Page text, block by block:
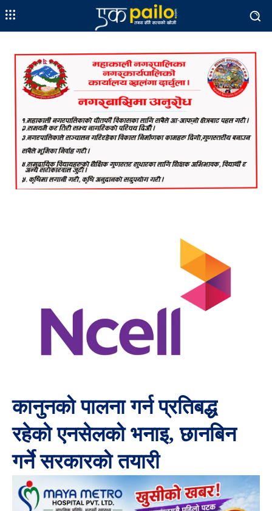
कानुनको पालना गर्न प्रतिबद्ध
रहेको एनसेलको भनाइ, छानबिन
गर्ने सरकारको तयारी